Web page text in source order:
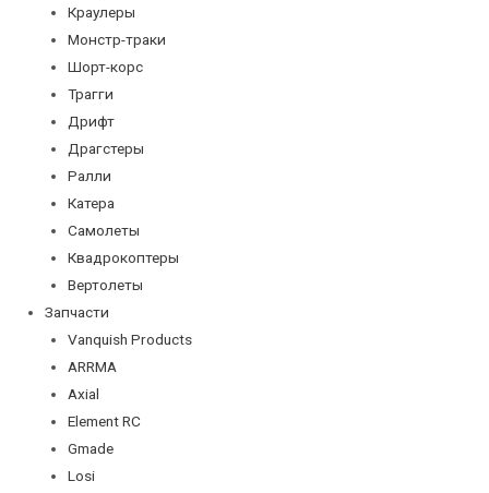
Краулеры
Монстр-траки
Шорт-корс
Трагги
Дрифт
Драгстеры
Ралли
Катера
Самолеты
Квадрокоптеры
Вертолеты
Запчасти
Vanquish Products
ARRMA
Axial
Element RC
Gmade
Losi